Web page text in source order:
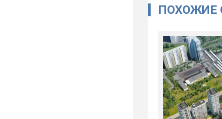
ПОХОЖИЕ